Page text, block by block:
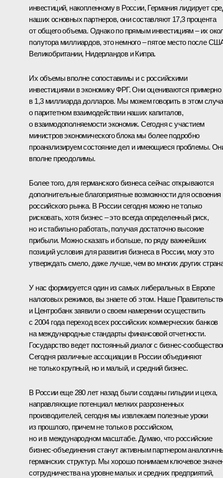
инвестиций, накопленному в России, Германия лидирует
наших основных партнеров, они составляют 17,3 процента
от общего объема. Однако по прямым инвестициям – их
полутора миллиардов, это немного – пятое место после
Великобритании, Нидерландов и Кипра.
Их объемы вполне сопоставимы и с российскими
инвестициями в экономику ФРГ. Они оцениваются примерно
в 1,3 миллиарда долларов. Мы можем говорить в этом
о паритетном взаимодействии наших капиталов,
о взаимодополняемости экономик. Сегодня с участием
министров экономического блока мы более подробно
проанализируем состояние дел и имеющиеся проблемы.
вполне преодолимы.
Более того, для германского бизнеса сейчас открываются
дополнительные благоприятные возможности для освоения
российского рынка. В России сегодня можно не только
рисковать, хотя бизнес – это всегда определенный риск,
но и стабильно работать, получая достаточно высокие
прибыли. Можно сказать и больше, по ряду важнейших
позиций условия для развития бизнеса в России, могу это
утверждать смело, даже лучше, чем во многих других
У нас формируется один из самых либеральных в Европе
налоговых режимов, вы знаете об этом. Наше
и Центробанк заявили о своем намерении осуществить
с 2004 года переход всех российских коммерческих банков
на международные стандарты финансовой отчетности.
Государство ведет постоянный диалог с бизнес-
Сегодня различные ассоциации в России объединяют
не только крупный, но и малый, и средний бизнес.
В России еще 280 лет назад были созданы гильдии и цеха,
направляющие потенциал мелких разрозненных
производителей, сегодня мы извлекаем полезные уроки
из прошлого, причем не только в российском,
но и в международном масштабе. Думаю, что российские
бизнес-объединения станут активным партнером
германских структур. Мы хорошо понимаем ключевое
сотрудничества на уровне малых и средних предприятий,